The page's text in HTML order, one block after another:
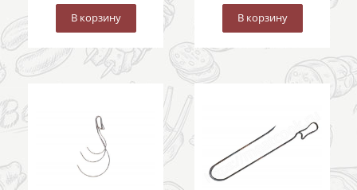
В корзину В корзину